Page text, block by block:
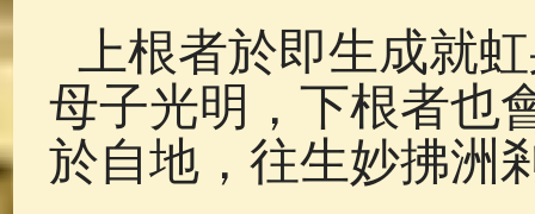
上根者於即生成就
母子光明，下根者也
於自地，往生妙拂洲